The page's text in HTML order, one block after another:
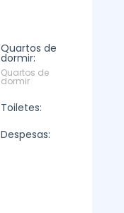
Quartos de
dormir:
Quartos de
dormir
Toiletes:
Despesas: